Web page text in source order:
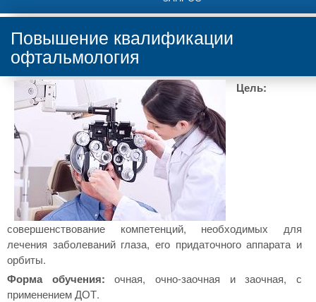
Повышение квалификации
офтальмология
Цель:
совершенствование компетенций, необходимых для
лечения заболеваний глаза, его придаточного аппарата и
орбиты.
Форма обучения:очная, очно-заочная и заочная, с
применением ДОТ.